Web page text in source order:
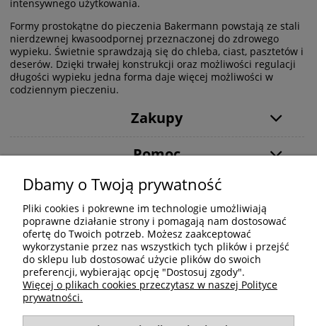
intensywnego użytkowania.
Formy prostokątne do pieczenia Bakermann powstają ze stali
nierdzewnej kwasoodpornej przeznaczonej do zdrowego
wypieku. Świetnie sprawdzają się do chleba, ciast, pasztetów i
deserów. Dzięki trwałej konstrukcji oraz możliwości regulacji
długości wypieku jedna forma daje więcej możliwości w
codziennym pieczeniu.
Zakupy
Pomoc
Moje konto
Informacje
Dbamy o Twoją prywatność
Pliki cookies i pokrewne im technologie umożliwiają
poprawne działanie strony i pomagają nam dostosować
ofertę do Twoich potrzeb. Możesz zaakceptować
wykorzystanie przez nas wszystkich tych plików i przejść
do sklepu lub dostosować użycie plików do swoich
preferencji, wybierając opcję "Dostosuj zgody".
Więcej o plikach cookies przeczytasz w naszej Polityce
prywatności.